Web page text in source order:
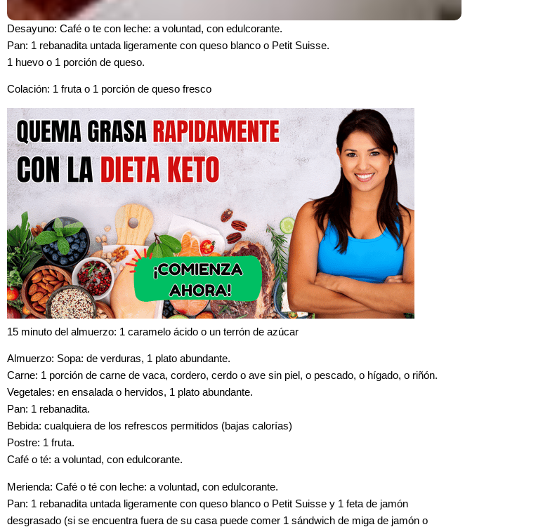
Desayuno: Café o te con leche: a voluntad, con edulcorante.
Pan: 1 rebanadita untada ligeramente con queso blanco o Petit Suisse.
1 huevo o 1 porción de queso.
Colación: 1 fruta o 1 porción de queso fresco
15 minuto del almuerzo: 1 caramelo ácido o un terrón de azúcar
Almuerzo: Sopa: de verduras, 1 plato abundante.
Carne: 1 porción de carne de vaca, cordero, cerdo o ave sin piel, o pescado, o hígado, o riñón.
Vegetales: en ensalada o hervidos, 1 plato abundante.
Pan: 1 rebanadita.
Bebida: cualquiera de los refrescos permitidos (bajas calorías)
Postre: 1 fruta.
Café o té: a voluntad, con edulcorante.
Merienda: Café o té con leche: a voluntad, con edulcorante.
Pan: 1 rebanadita untada ligeramente con queso blanco o Petit Suisse y 1 feta de jamón
desgrasado (si se encuentra fuera de su casa puede comer 1 sándwich de miga de jamón o